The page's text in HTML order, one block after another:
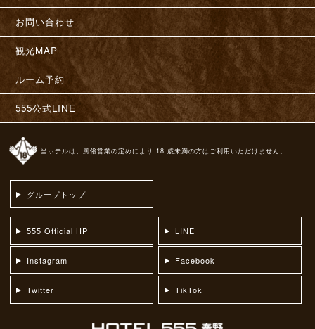
お問い合わせ
観光MAP
ルーム予約
555公式LINE
当ホテルは、風俗営業の定めにより 18 歳未満の方はご利用いただけません。
グループトップ
555 Official HP LINE
Instagram Facebook
Twitter TikTok